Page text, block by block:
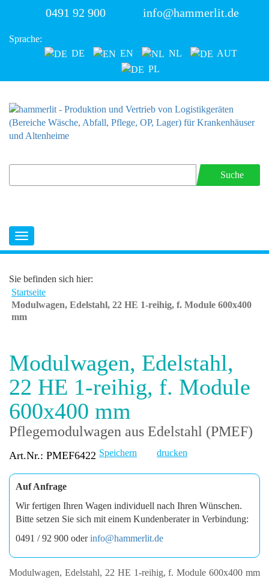
0491 92 900 info@hammerlit.de
Sprache:
DE
EN NL
AUT
PL
Suche
Sie befinden sich hier:
Startseite
Modulwagen, Edelstahl, 22 HE 1-reihig, f. Module 600x400
mm
Modulwagen, Edelstahl,
22 HE 1-reihig, f. Module
600x400 mm
Pflegemodulwagen aus Edelstahl (PMEF)
Art.Nr.: PMEF6422 Speichern drucken
Auf Anfrage
Wir fertigen Ihren Wagen individuell nach Ihren Wünschen.
Bitte setzen Sie sich mit einem Kundenberater in Verbindung:
0491 / 92 900 oderinfo@hammerlit.de
Modulwagen, Edelstahl, 22 HE 1-reihig, f. Module 600x400 mm